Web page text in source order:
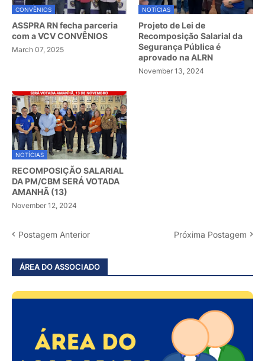
CONVÊNIOS
ASSPRA RN fecha parceria
com a VCV CONVÊNIOS
March 07, 2025
NOTÍCIAS
Projeto de Lei de
Recomposição Salarial da
Segurança Pública é
aprovado na ALRN
November 13, 2024
NOTÍCIAS
RECOMPOSIÇÃO SALARIAL
DA PM/CBM SERÁ VOTADA
AMANHÃ (13)
November 12, 2024
Postagem Anterior Próxima Postagem
ÁREA DO ASSOCIADO